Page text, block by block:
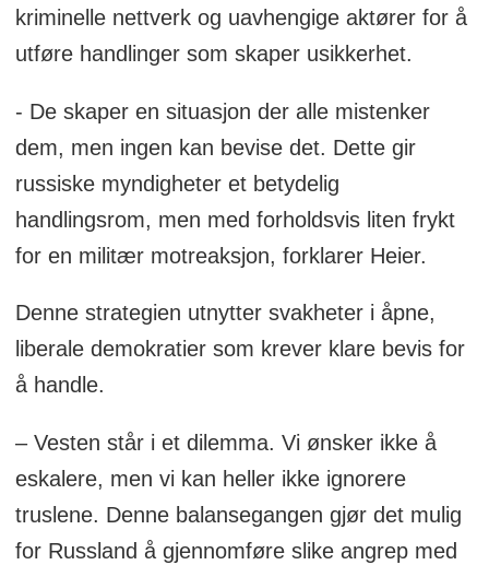
kriminelle nettverk og uavhengige aktører for å
utføre handlinger som skaper usikkerhet.
- De skaper en situasjon der alle mistenker
dem, men ingen kan bevise det. Dette gir
russiske myndigheter et betydelig
handlingsrom, men med forholdsvis liten frykt
for en militær motreaksjon, forklarer Heier.
Denne strategien utnytter svakheter i åpne,
liberale demokratier som krever klare bevis for
å handle.
– Vesten står i et dilemma. Vi ønsker ikke å
eskalere, men vi kan heller ikke ignorere
truslene. Denne balansegangen gjør det mulig
for Russland å gjennomføre slike angrep med